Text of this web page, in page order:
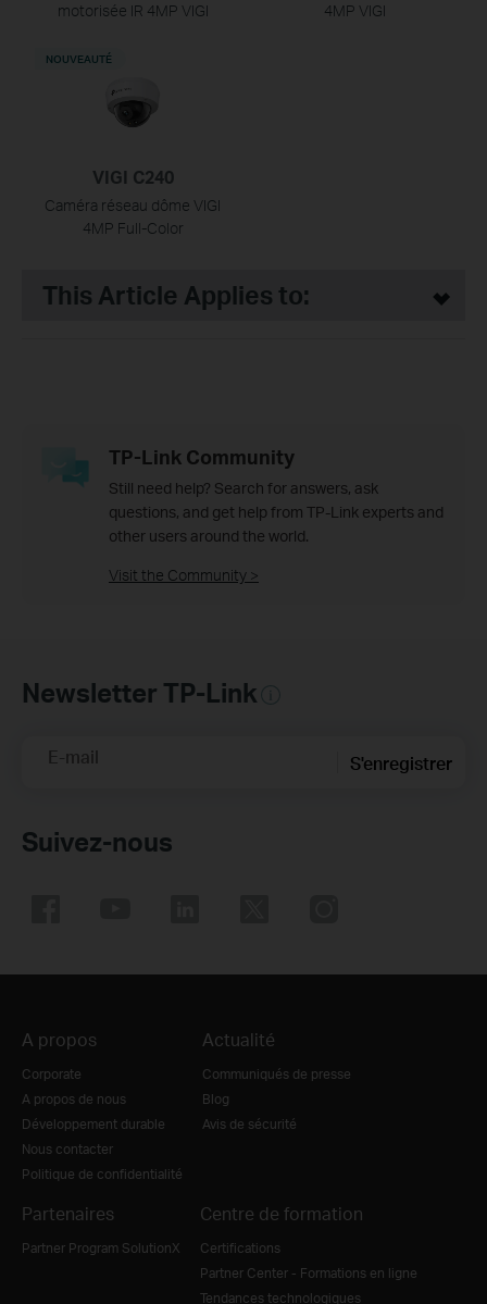
motorisée IR 4MP VIGI
4MP VIGI
VIGI C240
Caméra réseau dôme VIGI
4MP Full-Color
NOUVEAUTÉ
This Article Applies to:
TP-Link Community
Still need help? Search for answers, ask
questions, and get help from TP-Link experts and
other users around the world.
Visit the Community >
Newsletter TP-Link
E-mail S'enregistrer
Suivez-nous
A propos
Corporate
A propos de nous
Développement durable
Nous contacter
Politique de confidentialité
Actualité
Communiqués de presse
Blog
Avis de sécurité
Partenaires
Partner Program SolutionX
Centre de formation
Certifications
Partner Center - Formations en ligne
Tendances technologiques